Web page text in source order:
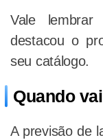
Vale lembrar
destacou o
seu catálogo.
Quando
A previsão de